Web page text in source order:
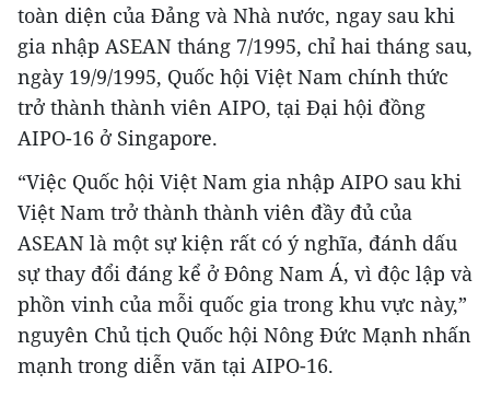
toàn diện của Đảng và Nhà nước, ngay sau khi
gia nhập ASEAN tháng 7/1995, chỉ hai tháng sau,
ngày 19/9/1995, Quốc hội Việt Nam chính thức
trở thành thành viên AIPO, tại Đại hội đồng
AIPO-16 ở Singapore.
“Việc Quốc hội Việt Nam gia nhập AIPO sau khi
Việt Nam trở thành thành viên đầy đủ của
ASEAN là một sự kiện rất có ý nghĩa, đánh dấu
sự thay đổi đáng kể ở Đông Nam Á, vì độc lập và
phồn vinh của mỗi quốc gia trong khu vực này,”
nguyên Chủ tịch Quốc hội Nông Đức Mạnh nhấn
mạnh trong diễn văn tại AIPO-16.